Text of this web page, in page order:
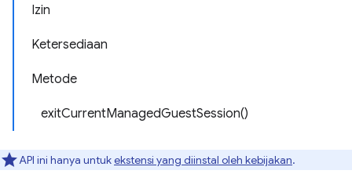
Izin
Ketersediaan
Metode
exitCurrentManagedGuestSession()
API ini hanya untukekstensi yang diinstal oleh kebijakan.